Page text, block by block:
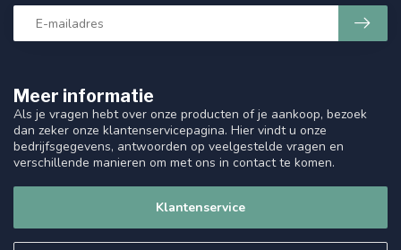
Meer informatie
Als je vragen hebt over onze producten of je aankoop, bezoek
dan zeker onze klantenservicepagina. Hier vindt u onze
bedrijfsgegevens, antwoorden op veelgestelde vragen en
verschillende manieren om met ons in contact te komen.
Klantenservice